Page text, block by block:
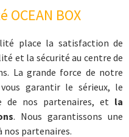
extrême
nautiques
prestige
BOX
place la satisfaction de
et la sécurité au centre de
La grande force de notre
garantir le sérieux, le
de nos partenaires, et la
. Nous garantissons une
partenaires.